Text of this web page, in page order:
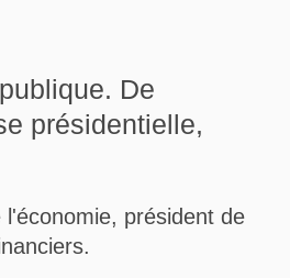
De
présidentielle,
président de